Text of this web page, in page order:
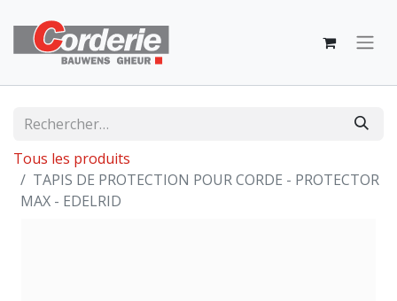
Tous les produits
TAPIS DE PROTECTION POUR CORDE - PROTECTOR
MAX - EDELRID